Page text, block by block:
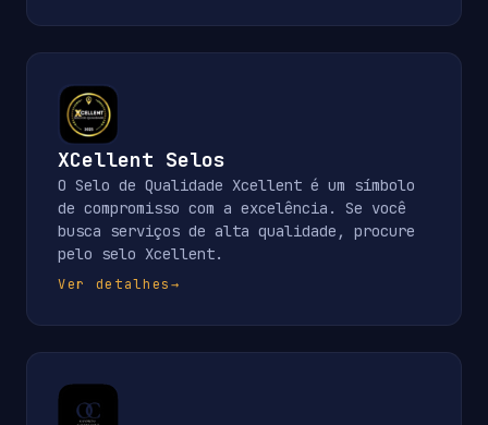
XCellent Selos
O Selo de Qualidade Xcellent é um símbolo
de compromisso com a excelência. Se você
busca serviços de alta qualidade, procure
pelo selo Xcellent.
Ver detalhes→